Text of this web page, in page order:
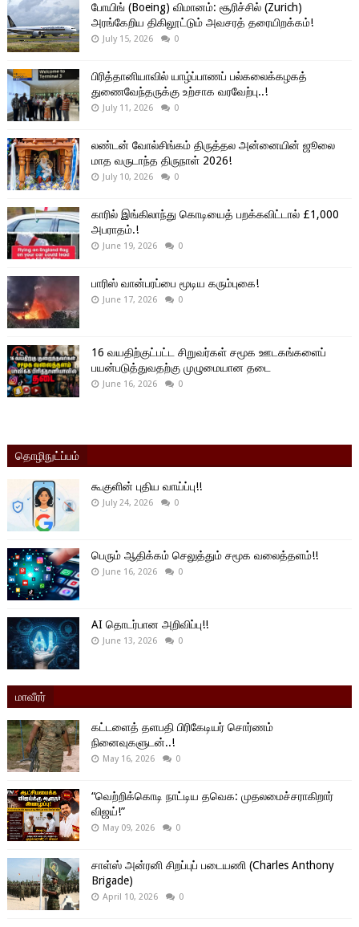
போயிங் (Boeing) விமானம்: சூரிச்சில் (Zurich)
அரங்கேறிய திகிலூட்டும் அவசரத் தரையிறக்கம்!
July 15, 2026 0
பிரித்தானியாவில் யாழ்ப்பாணப் பல்கலைக்கழகத்
துணைவேந்தருக்கு உற்சாக வரவேற்பு..!
July 11, 2026 0
லண்டன் வோல்சிங்கம் திருத்தல அன்னையின் ஜூலை
மாத வருடாந்த திருநாள் 2026!
July 10, 2026 0
காரில் இங்கிலாந்து கொடியைத் பறக்கவிட்டால் £1,000
அபராதம்.!
June 19, 2026 0
பாரிஸ் வான்பரப்பை மூடிய கரும்புகை!
June 17, 2026 0
16 வயதிற்குட்பட்ட சிறுவர்கள் சமூக ஊடகங்களைப்
பயன்படுத்துவதற்கு முழுமையான தடை
June 16, 2026 0
தொழிநுட்ப்பம்
கூகுளின் புதிய வாய்ப்பு!!
July 24, 2026 0
பெரும் ஆதிக்கம் செலுத்தும் சமூக வலைத்தளம்!!
June 16, 2026 0
AI தொடர்பான அறிவிப்பு!!
June 13, 2026 0
மாவீரர்
கட்டளைத் தளபதி பிரிகேடியர் சொர்ணம்
நினைவுகளுடன்..!
May 16, 2026 0
“வெற்றிக்கொடி நாட்டிய தவெக: முதலமைச்சராகிறார்
விஜய்!”
May 09, 2026 0
சாள்ஸ் அன்ரனி சிறப்புப் படையணி (Charles Anthony
Brigade)
April 10, 2026 0